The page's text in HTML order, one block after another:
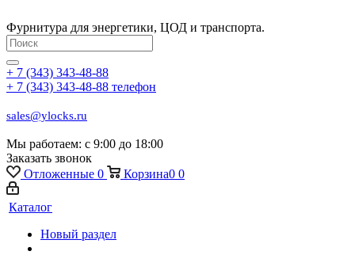
Фурнитура для энергетики, ЦОД и транспорта.
+ 7 (343) 343-48-88
+ 7 (343) 343-48-88 телефон
sales@ylocks.ru
Мы работаем: с 9:00 до 18:00
Заказать звонок
Отложенные 0 Корзина0 0
Каталог
Новый раздел